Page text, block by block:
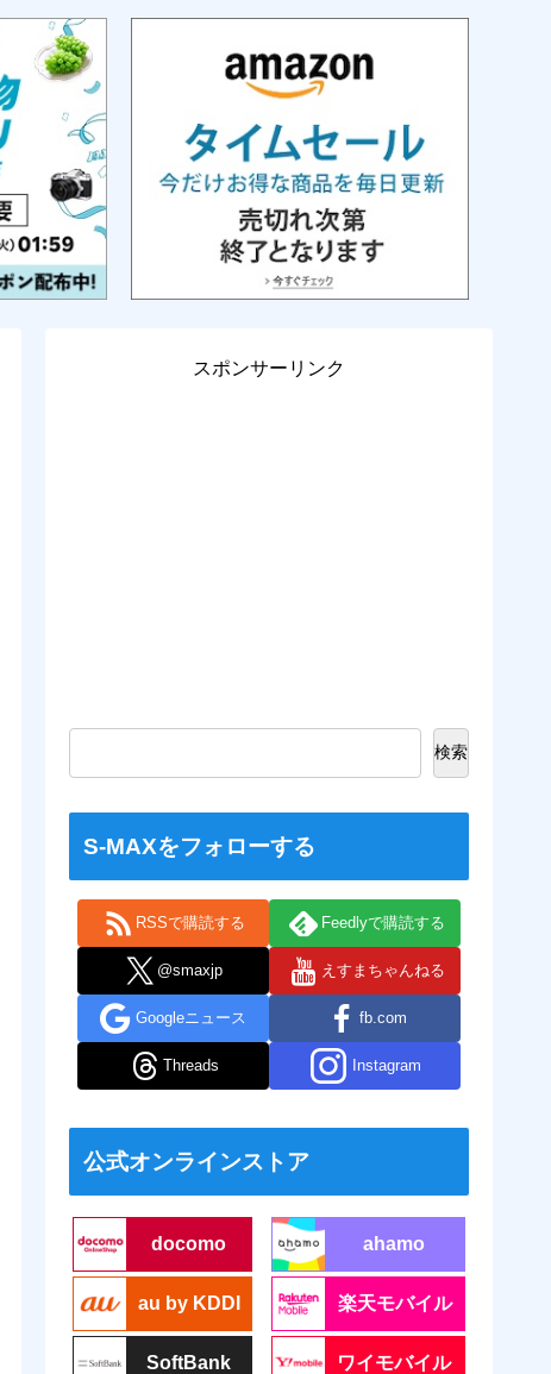
スポンサーリンク
検索
S-MAXをフォローする
RSSで購読する Feedlyで購読する
@smaxjp えすまちゃんねる
Googleニュース fb.com
Threads Instagram
公式オンラインストア
docomo ahamo
au by KDDI 楽天モバイル
SoftBank ワイモバイル